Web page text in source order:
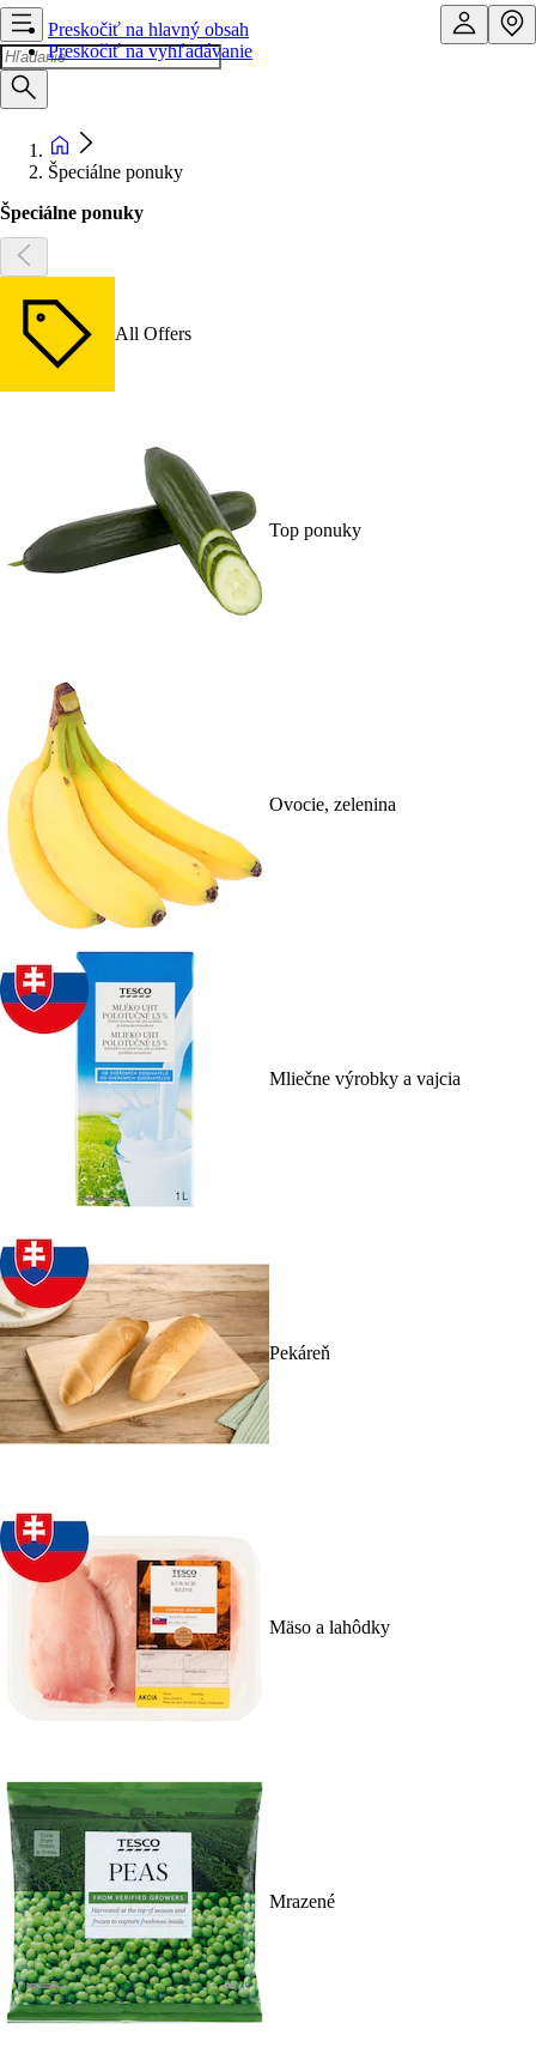
Preskočiť na hlavný obsah
Preskočiť na vyhľadávanie
Špeciálne ponuky
Špeciálne ponuky
All Offers
Top ponuky
Ovocie, zelenina
Mliečne výrobky a vajcia
Pekáreň
Mäso a lahôdky
Mrazené